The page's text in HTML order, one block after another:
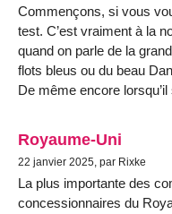
Commençons, si vous
test. C’est vraiment à la
quand on parle de la
flots bleus ou du beau
De même encore
Royaume-Uni
22 janvier 2025, par Rixke
La plus importante des
concessionnaires du